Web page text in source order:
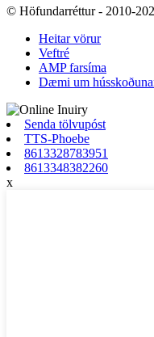
© Höfundarréttur - 2010-
Heitar vörur
Veftré
AMP farsíma
Dæmi um
Senda tölvupóst
TTS-Phoebe
8613328783951
8613348382260
x